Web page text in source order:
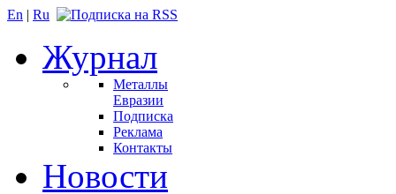
En | Ru
Журнал
Металлы
Евразии
Подписка
Реклама
Контакты
Новости